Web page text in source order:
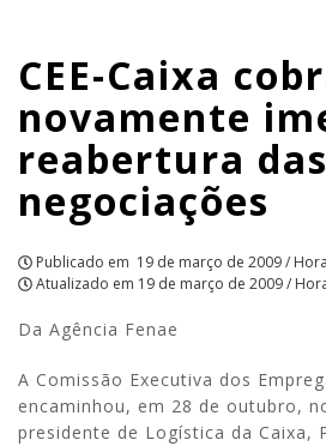
APCEF/SP
CEE-Caixa
novamente
reabertura das
negociações
Publicado em 19 de março de 2009 /
Atualizado em 19 de março de 2009 /
Da Agência Fenae
A Comissão Executiva dos
encaminhou, em 28 de outubro,
presidente de Logística da Caixa,